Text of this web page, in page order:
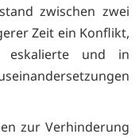
zwischen zwei
Zeit ein Konflikt,
eskalierte und in
zur Verhinderung